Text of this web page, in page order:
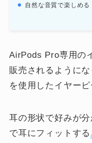
自然な音質で楽しめる
AirPods Pro専用の
販売されるように
を使用したイヤー
耳の形状で好みが
で耳にフィットする